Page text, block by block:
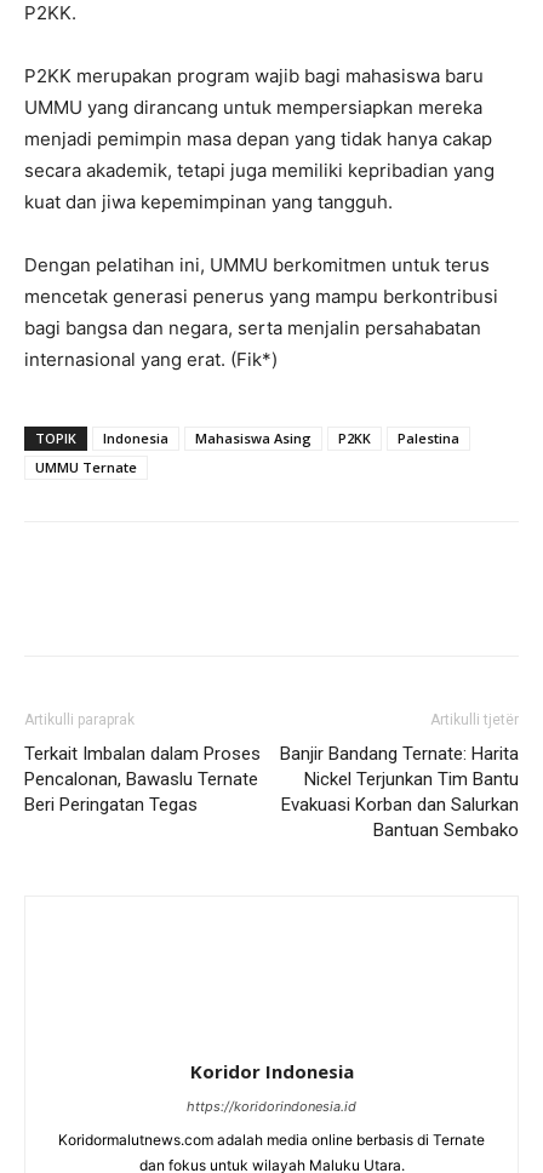
P2KK.
P2KK merupakan program wajib bagi mahasiswa baru
UMMU yang dirancang untuk mempersiapkan mereka
menjadi pemimpin masa depan yang tidak hanya cakap
secara akademik, tetapi juga memiliki kepribadian yang
kuat dan jiwa kepemimpinan yang tangguh.
Dengan pelatihan ini, UMMU berkomitmen untuk terus
mencetak generasi penerus yang mampu berkontribusi
bagi bangsa dan negara, serta menjalin persahabatan
internasional yang erat. (Fik*)
TOPIK Indonesia Mahasiswa Asing P2KK
Palestina
UMMU Ternate
Artikulli paraprak
Terkait Imbalan dalam Proses
Pencalonan, Bawaslu Ternate
Beri Peringatan Tegas
Artikulli tjetër
Banjir Bandang Ternate: Harita
Nickel Terjunkan Tim Bantu
Evakuasi Korban dan Salurkan
Bantuan Sembako
Koridor Indonesia
https://koridorindonesia.id
Koridormalutnews.com adalah media online berbasis di Ternate
dan fokus untuk wilayah Maluku Utara.